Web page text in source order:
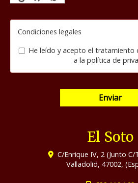
Condiciones legales
He leído y acepto el tratamiento
a la política de
Enviar
El Soto
C/Enrique IV, 2 (Junto C/
Valladolid, 47002,